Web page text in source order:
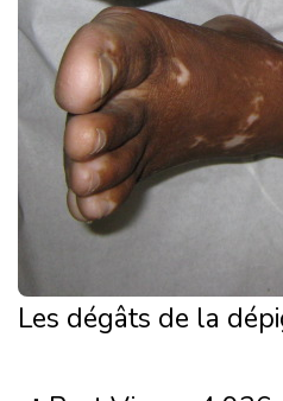
Les dégâts de la